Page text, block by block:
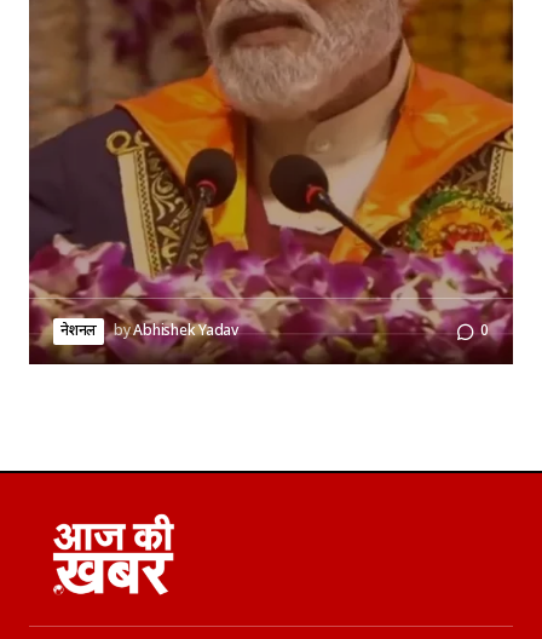
नेशनल byAbhishek Yadav 0